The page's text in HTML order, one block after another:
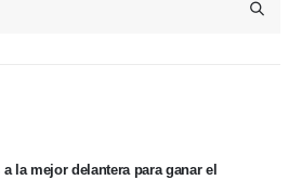
la mejor delantera para ganar el